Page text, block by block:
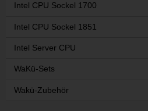
Intel CPU Sockel 1700
Intel CPU Sockel 1851
Intel Server CPU
WaKü-Sets
Wakü-Zubehör